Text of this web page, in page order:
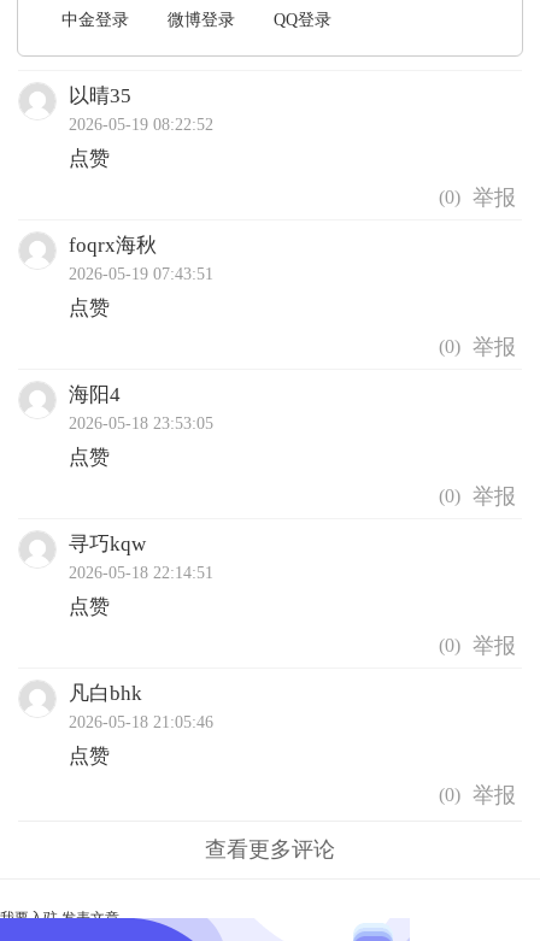
中金登录 微博登录 QQ登录
以晴35
2026-05-19 08:22:52
点赞
(0)
foqrx海秋
2026-05-19 07:43:51
点赞
(0)
海阳4
2026-05-18 23:53:05
点赞
(0)
寻巧kqw
2026-05-18 22:14:51
点赞
(0)
凡白bhk
2026-05-18 21:05:46
点赞
(0)
查看更多评论
我要入驻 发表文章